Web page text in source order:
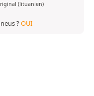
(lituanien)
?OUI